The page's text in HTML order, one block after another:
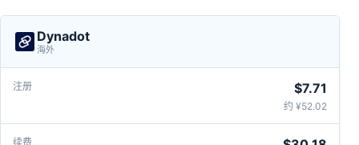
Dynadot
海外
$7.71
约 ¥52.02